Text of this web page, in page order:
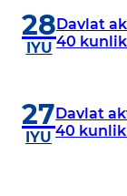
28
IYU
Davlat
40
27
IYU
Davlat
40 kunlik